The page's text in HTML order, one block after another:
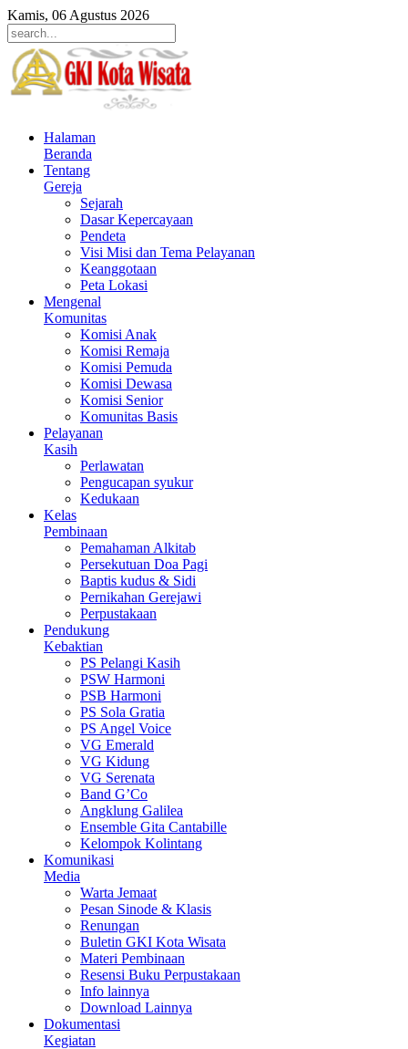
Kamis, 06 Agustus 2026
Halaman
Beranda
Tentang
Gereja
Sejarah
Dasar Kepercayaan
Pendeta
Visi Misi dan Tema Pelayanan
Keanggotaan
Peta Lokasi
Mengenal
Komunitas
Komisi Anak
Komisi Remaja
Komisi Pemuda
Komisi Dewasa
Komisi Senior
Komunitas Basis
Pelayanan
Kasih
Perlawatan
Pengucapan syukur
Kedukaan
Kelas
Pembinaan
Pemahaman Alkitab
Persekutuan Doa Pagi
Baptis kudus & Sidi
Pernikahan Gerejawi
Perpustakaan
Pendukung
Kebaktian
PS Pelangi Kasih
PSW Harmoni
PSB Harmoni
PS Sola Gratia
PS Angel Voice
VG Emerald
VG Kidung
VG Serenata
Band G’Co
Angklung Galilea
Ensemble Gita Cantabille
Kelompok Kolintang
Komunikasi
Media
Warta Jemaat
Pesan Sinode & Klasis
Renungan
Buletin GKI Kota Wisata
Materi Pembinaan
Resensi Buku Perpustakaan
Info lainnya
Download Lainnya
Dokumentasi
Kegiatan